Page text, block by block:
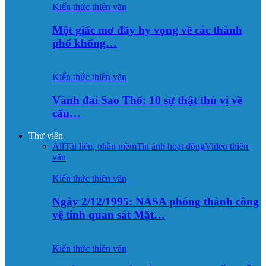
Kiến thức thiên văn
Một giấc mơ đầy hy vọng về các thành
phố khổng…
Kiến thức thiên văn
Vành đai Sao Thổ: 10 sự thật thú vị về
cấu…
Thư viện
AllTài liệu, phần mềmTin ảnh hoạt độngVideo thiên
văn
Kiến thức thiên văn
Ngày 2/12/1995: NASA phóng thành công
vệ tinh quan sát Mặt…
Kiến thức thiên văn